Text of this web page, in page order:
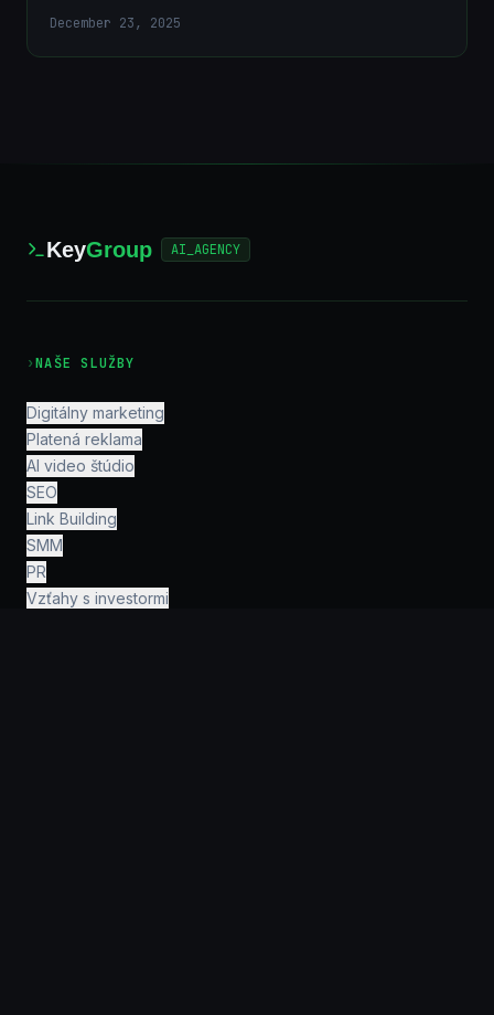
December 23, 2025
KeyGroup AI_AGENCY
›NAŠE SLUŽBY
Digitálny marketing
Platená reklama
AI video štúdio
SEO
Link Building
SMM
PR
Vzťahy s investormi